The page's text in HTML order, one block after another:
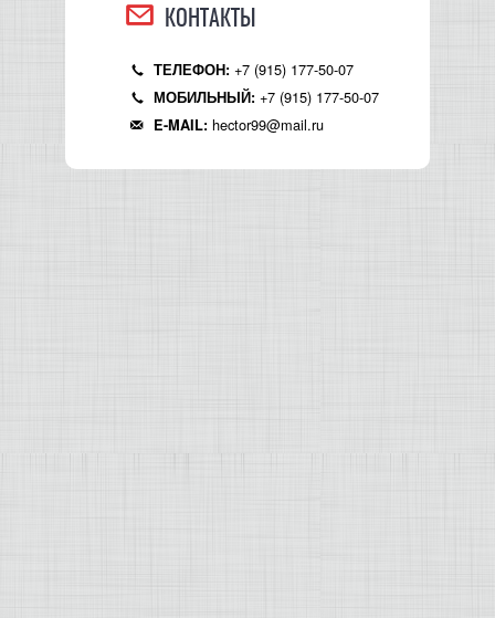
КОНТАКТЫ
ТЕЛЕФОН: +7 (915) 177-50-07
МОБИЛЬНЫЙ: +7 (915) 177-50-07
E-MAIL: hector99@mail.ru